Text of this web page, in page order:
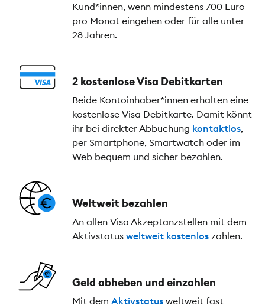
Kund*innen, wenn mindestens 700 Euro
pro Monat eingehen oder für alle unter
28 Jahren.
2 kostenlose Visa Debitkarten
Beide Kontoinhaber*innen erhalten eine
kostenlose Visa Debitkarte. Damit könnt
ihr bei direkter Abbuchung kontaktlos,
per Smartphone, Smartwatch oder im
Web bequem und sicher bezahlen.
Weltweit bezahlen
An allen Visa Akzeptanzstellen mit dem
Aktivstatus weltweit kostenlos zahlen.
Geld abheben und einzahlen
Mit dem Aktivstatus weltweit fast